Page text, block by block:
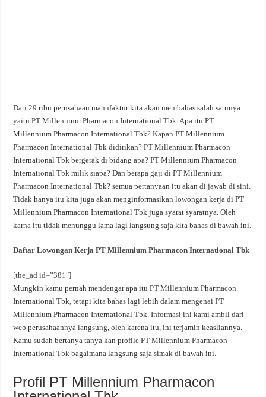
Dari 29 ribu perusahaan manufaktur kita akan membahas salah satunya
yaitu PT Millennium Pharmacon International Tbk. Apa itu PT
Millennium Pharmacon International Tbk? Kapan PT Millennium
Pharmacon International Tbk didirikan? PT Millennium Pharmacon
International Tbk bergerak di bidang apa? PT Millennium Pharmacon
International Tbk milik siapa? Dan berapa gaji di PT Millennium
Pharmacon International Tbk? semua pertanyaan itu akan di jawab di sini.
Tidak hanya itu kita juga akan menginformasikan lowongan kerja di PT
Millennium Pharmacon International Tbk juga syarat syaratnya. Oleh
karna itu tidak menunggu lama lagi langsung saja kita bahas di bawah ini.
Daftar Lowongan Kerja PT Millennium Pharmacon International Tbk
[the_ad id=”381″]
Mungkin kamu pernah mendengar apa itu PT Millennium Pharmacon
International Tbk, tetapi kita bahas lagi lebih dalam mengenai PT
Millennium Pharmacon International Tbk. Informasi ini kami ambil dari
web perusahaannya langsung, oleh karena itu, ini terjamin keasliannya.
Kamu sudah bertanya tanya kan profile PT Millennium Pharmacon
International Tbk bagaimana langsung saja simak di bawah ini.
Profil PT Millennium Pharmacon